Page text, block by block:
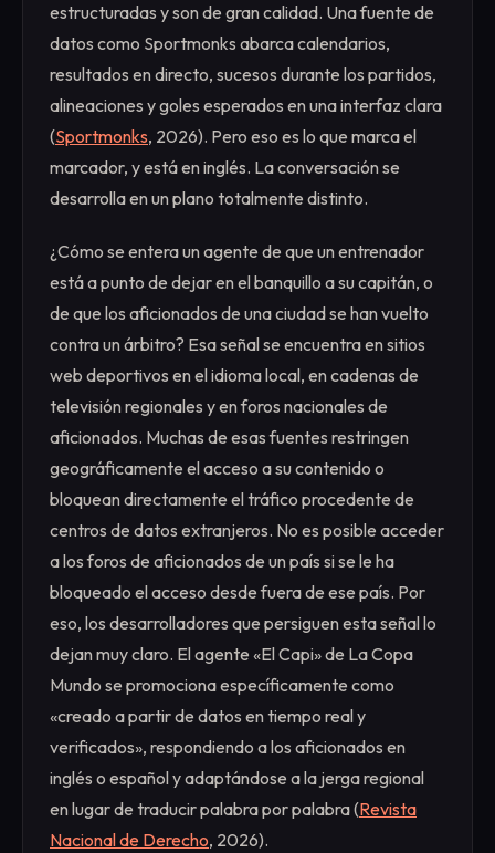
estructuradas y son de gran calidad. Una fuente de
datos como Sportmonks abarca calendarios,
resultados en directo, sucesos durante los partidos,
alineaciones y goles esperados en una interfaz clara
(Sportmonks, 2026). Pero eso es lo que marca el
marcador, y está en inglés. La conversación se
desarrolla en un plano totalmente distinto.
¿Cómo se entera un agente de que un entrenador
está a punto de dejar en el banquillo a su capitán, o
de que los aficionados de una ciudad se han vuelto
contra un árbitro? Esa señal se encuentra en sitios
web deportivos en el idioma local, en cadenas de
televisión regionales y en foros nacionales de
aficionados. Muchas de esas fuentes restringen
geográficamente el acceso a su contenido o
bloquean directamente el tráfico procedente de
centros de datos extranjeros. No es posible acceder
a los foros de aficionados de un país si se le ha
bloqueado el acceso desde fuera de ese país. Por
eso, los desarrolladores que persiguen esta señal lo
dejan muy claro. El agente «El Capi» de La Copa
Mundo se promociona específicamente como
«creado a partir de datos en tiempo real y
verificados», respondiendo a los aficionados en
inglés o español y adaptándose a la jerga regional
en lugar de traducir palabra por palabra (Revista
Nacional de Derecho, 2026).